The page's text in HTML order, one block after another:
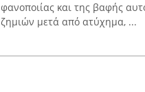
φανοποιίας και της βαφής
ζημιών μετά από ατύχημα, ...